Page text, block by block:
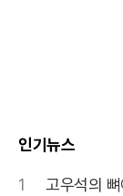
인기뉴스
1
고우석의